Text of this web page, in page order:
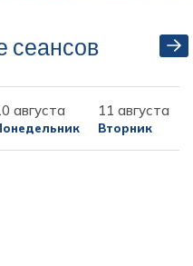
сеансов
августа 11 августа
Вторник